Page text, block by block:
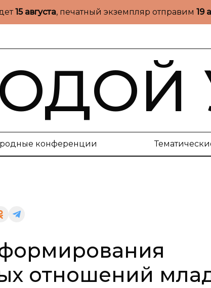
15 августа, печатный экземпляр отправим 19
конференции
отношений